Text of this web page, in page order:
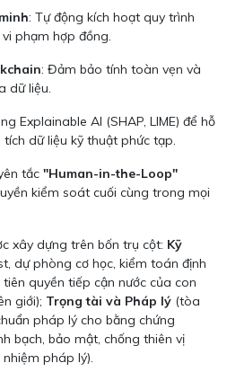
: Tự động kích hoạt quy trình
phạm hợp đồng.
: Đảm bảo tính toàn vẹn và
dữ liệu.
Explainable AI (SHAP, LIME) để hỗ
dữ liệu kỹ thuật phức tạp.
tắc "Human-in-the-Loop"
kiểm soát cuối cùng trong mọi
xây dựng trên bốn trụ cột: Kỹ
dự phòng cơ học, kiểm toán định
tiên quyền tiếp cận nước của con
giới); Trọng tài và Pháp lý (tòa
pháp lý cho bằng chứng
bạch, bảo mật, chống thiên vị
pháp lý).